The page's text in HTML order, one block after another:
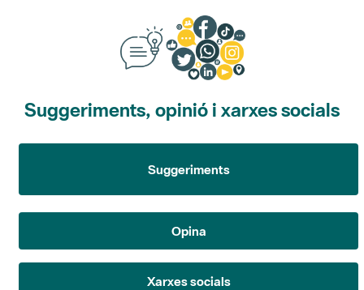
Suggeriments, opinió i xarxes socials
Suggeriments
Opina
Xarxes socials